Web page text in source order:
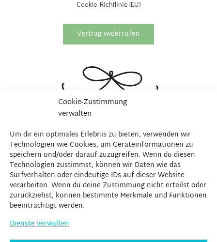
Cookie-Zustimmung
verwalten
Um dir ein optimales Erlebnis zu bieten, verwenden wir
Technologien wie Cookies, um Geräteinformationen zu
speichern und/oder darauf zuzugreifen. Wenn du diesen
Technologien zustimmst, können wir Daten wie das
Surfverhalten oder eindeutige IDs auf dieser Website
verarbeiten. Wenn du deine Zustimmung nicht erteilst oder
zurückziehst, können bestimmte Merkmale und Funktionen
beeinträchtigt werden.
Dienste verwalten
Cookie-Richtlinie (EU)
Vertrag widerrufen